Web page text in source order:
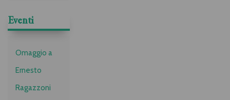
Eventi
Omaggio a
Ernesto
Ragazzoni